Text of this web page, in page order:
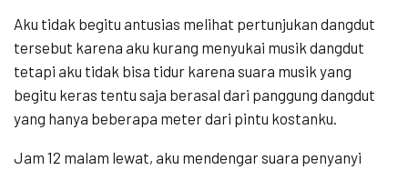
Aku tidak begitu antusias melihat pertunjukan dangdut
tersebut karena aku kurang menyukai musik dangdut
tetapi aku tidak bisa tidur karena suara musik yang
begitu keras tentu saja berasal dari panggung dangdut
yang hanya beberapa meter dari pintu kostanku.
Jam 12 malam lewat, aku mendengar suara penyanyi